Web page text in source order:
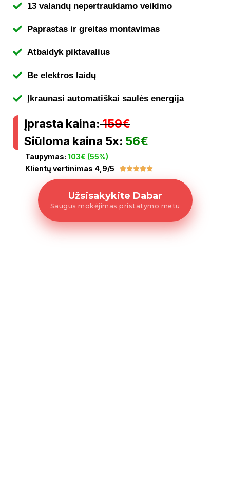
13 valandų nepertraukiamo veikimo
Paprastas ir greitas montavimas
Atbaidyk piktavalius
Be elektros laidų
Įkraunasi automatiškai saulės energija
Įprasta kaina:159€
Siūloma kaina 5x: 56€
Taupymas: 103€ (55%)
Klientų vertinimas 4,9/5

Užsisakykite Dabar
Saugus mokėjimas pristatymo metu